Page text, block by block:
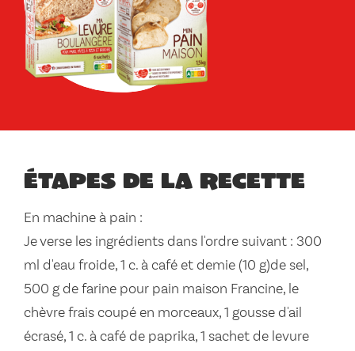
Étapes de la recette
En machine à pain :
Je verse les ingrédients dans l'ordre suivant : 300
ml d'eau froide, 1 c. à café et demie (10 g)de sel,
500 g de farine pour pain maison Francine, le
chèvre frais coupé en morceaux, 1 gousse d'ail
écrasé, 1 c. à café de paprika, 1 sachet de levure